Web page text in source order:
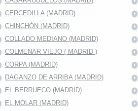
CERCEDILLA (MADRID)
CHINCHÓN (MADRID)
COLLADO MEDIANO (MADRID)
COLMENAR VIEJO ( MADRID )
CORPA (MADRID)
DAGANZO DE ARRIBA (MADRID)
EL BERRUECO (MADRID)
EL MOLAR (MADRID)